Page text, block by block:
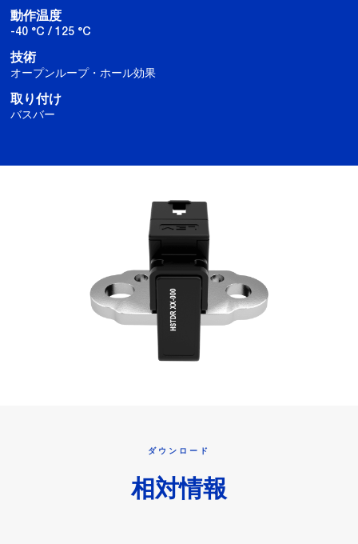
動作温度
-40 °C / 125 °C
技術
オープンループ・ホール効果
取り付け
バスバー
ダウンロード
相対情報